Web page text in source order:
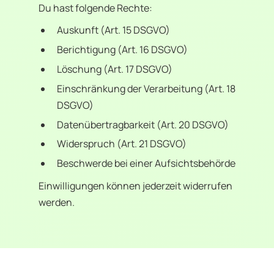
Du hast folgende Rechte:
Auskunft (Art. 15 DSGVO)
Berichtigung (Art. 16 DSGVO)
Löschung (Art. 17 DSGVO)
Einschränkung der Verarbeitung (Art. 18
DSGVO)
Datenübertragbarkeit (Art. 20 DSGVO)
Widerspruch (Art. 21 DSGVO)
Beschwerde bei einer Aufsichtsbehörde
Einwilligungen können jederzeit widerrufen
werden.